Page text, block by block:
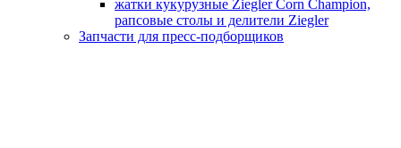
жатки кукурузные Ziegler Corn Champion,
рапсовые столы и делители Ziegler
Запчасти для пресс-подборщиков